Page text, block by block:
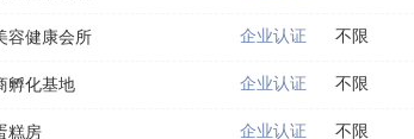
容健康会所 企业认证 不限
孵化基地 企业认证 不限
糕房 企业认证 不限